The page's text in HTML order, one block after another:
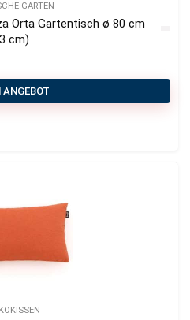
GARTEN
Orta Gartentisch ø 80 cm
cm)